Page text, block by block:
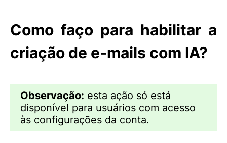
Como faço para habilitar a
criação de e-mails com IA?
Observação: esta ação só está
disponível para usuários com acesso
às configurações da conta.